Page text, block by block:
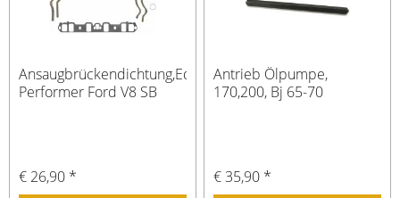
Ansaugbrückendichtung,Edelbrock
Performer Ford V8 SB
€ 26,90 *
Antrieb Ölpumpe,
170,200, Bj 65-70
€ 35,90 *